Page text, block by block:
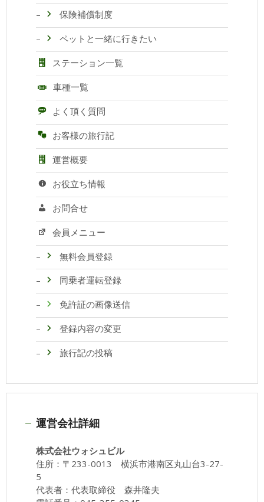
保険補償制度
ペットと一緒に行きたい
ステーション一覧
車種一覧
よく頂く質問
お客様の旅行記
運営概要
お役立ち情報
お問合せ
会員メニュー
無料会員登録
同乗者運転登録
免許証の画像送信
登録内容の変更
旅行記の投稿
運営会社詳細
株式会社ウォシュビル
住所：〒233-0013 横浜市港南区丸山台3-27-
5
代表者：代表取締役 森井隆夫